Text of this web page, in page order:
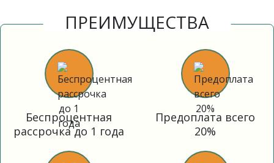
ПРЕИМУЩЕСТВА
Беспроцентная
рассрочка до 1 года
Предоплата всего
20%